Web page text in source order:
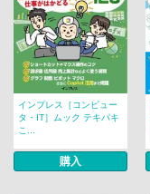
インプレス［コンピュー
タ・IT］ムック テキパキ
こ...
購入